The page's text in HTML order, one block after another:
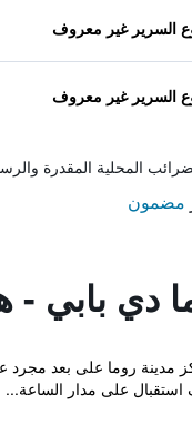
المحلية المقدرة
مضمون
دي بابي
استقبال على مدار الساعة...